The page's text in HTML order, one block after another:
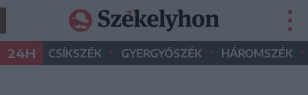
24H CSÍKSZÉK • GYERGYÓSZÉK • HÁROMSZÉK •